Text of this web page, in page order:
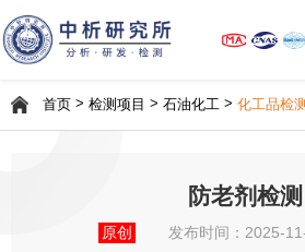
首页> 检测项目 > 石油化工 > 化工品检测
防老剂检测
原创
发布时间：2025-